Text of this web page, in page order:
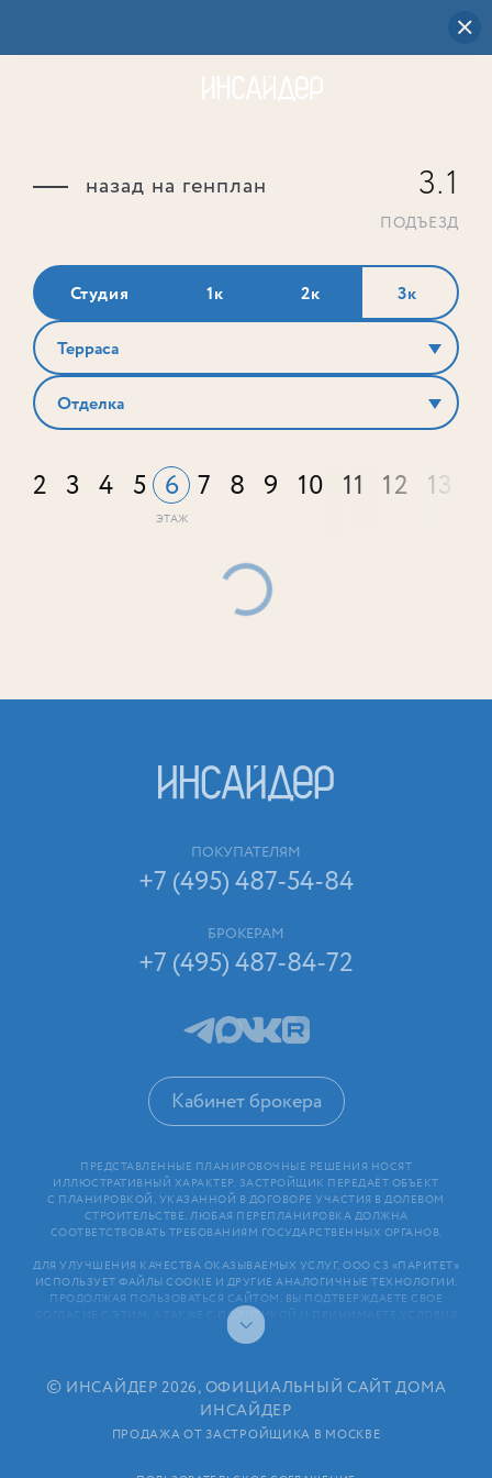
назад на генплан 3.1
ПОДЪЕЗД
Студия 1к 2к 3к
Терраса
Отделка
2 3 4 5 6 7 8 9 10 11 12 13
ПОКУПАТЕЛЯМ
+7 (495) 487-54-84
БРОКЕРАМ
+7 (495) 487-84-72
Кабинет брокера
ПРЕДСТАВЛЕННЫЕ ПЛАНИРОВОЧНЫЕ РЕШЕНИЯ НОСЯТ
ИЛЛЮСТРАТИВНЫЙ ХАРАКТЕР. ЗАСТРОЙЩИК ПЕРЕДАЁТ ОБЪЕКТ
С ПЛАНИРОВКОЙ, УКАЗАННОЙ В ДОГОВОРЕ УЧАСТИЯ В ДОЛЕВОМ
СТРОИТЕЛЬСТВЕ. ЛЮБАЯ ПЕРЕПЛАНИРОВКА ДОЛЖНА
СООТВЕТСТВОВАТЬ ТРЕБОВАНИЯМ ГОСУДАРСТВЕННЫХ ОРГАНОВ.
ДЛЯ УЛУЧШЕНИЯ КАЧЕСТВА ОКАЗЫВАЕМЫХ УСЛУГ, ООО СЗ «ПАРИТЕТ»
ИСПОЛЬЗУЕТ ФАЙЛЫ COOKIE И ДРУГИЕ АНАЛОГИЧНЫЕ ТЕХНОЛОГИИ.
ПРОДОЛЖАЯ ПОЛЬЗОВАТЬСЯ САЙТОМ, ВЫ ПОДТВЕРЖДАЕТЕ СВОЕ
СОГЛАСИЕ С ЭТИМ, А ТАКЖЕ С ПОЛИТИКОЙ И ПРИНИМАЕТЕ УСЛОВИЯ
ПОЛЬЗОВАТЕЛЬСКОГО СОГЛАШЕНИЯ. ЛЮБАЯ ИНФОРМАЦИЯ,
ПРЕДСТАВЛЕННАЯ НА САЙТЕ, НОСИТ ИНФОРМАЦИОННЫЙ ХАРАКТЕР
ЗАСТРОЙЩИКОМ (В ТОМ ЧИСЛЕ РАЗМЕЩЕНИЕ ПРОЕКТНЫХ
ДЕКЛАРАЦИЙ И ИНЫХ ОБЯЗАТЕЛЬНЫХ ДОКУМЕНТОВ)
В СООТВЕТСТВИИ СО СТАТЬЕЙ 3.1. ФЕДЕРАЛЬНОГО ЗАКОНА
ОТ 30.12.2004 N 214⁠-⁠ФЗ «ОБ УЧАСТИИ В ДОЛЕВОМ СТРОИТЕЛЬСТВЕ
© ИНСАЙДЕР 2026, ОФИЦИАЛЬНЫЙ САЙТ ДОМА
ИНСАЙДЕР
ПРОДАЖА ОТ ЗАСТРОЙЩИКА В МОСКВЕ